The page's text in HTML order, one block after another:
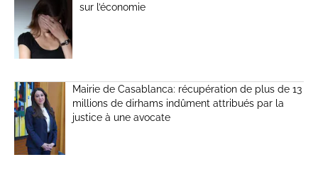
sur l’économie
Mairie de Casablanca: récupération de plus de 13
millions de dirhams indûment attribués par la
justice à une avocate